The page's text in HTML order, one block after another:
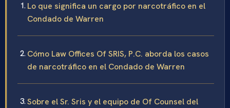
Lo que significa un cargo por narcotráfico en el
Condado de Warren
Cómo Law Offices Of SRIS, P.C. aborda los casos
de narcotráfico en el Condado de Warren
Sobre el Sr. Sris y el equipo de Of Counsel del